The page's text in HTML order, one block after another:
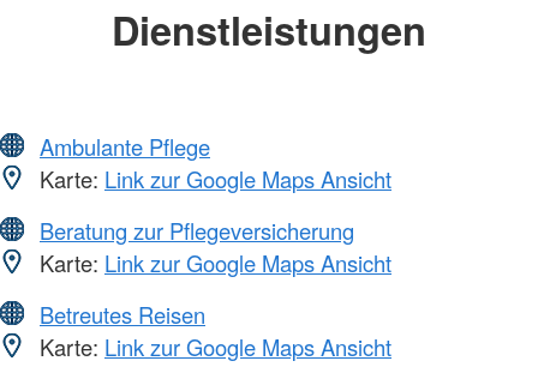
Dienstleistungen
Ambulante Pflege
Karte: Link zur Google Maps Ansicht
Beratung zur Pflegeversicherung
Karte: Link zur Google Maps Ansicht
Betreutes Reisen
Karte: Link zur Google Maps Ansicht